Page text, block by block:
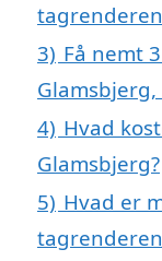
3) Få nemt
4) Hvad
Glamsbjerg?
5) Hvad er